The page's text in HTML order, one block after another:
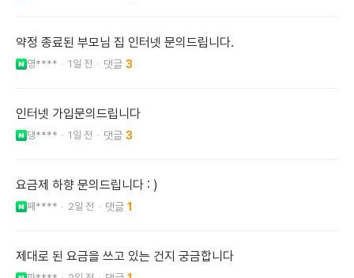
약정 종료된 부모님 집 인터넷 문의드립니다.
영**** 1일 전 3
인터넷 가입문의드립니다
댕**** 1일 전 3
요금제 하향 문의드립니다 : )
째**** 2일 전 1
제대로 된 요금을 쓰고 있는 건지 궁금합니다